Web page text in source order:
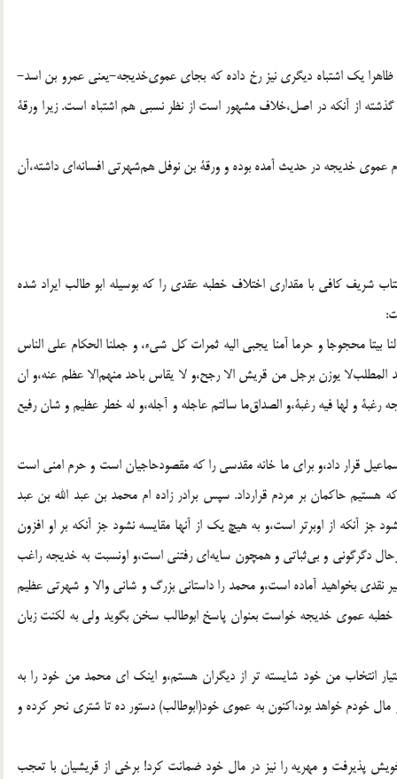
ظاهرا يك اشتباه ديگرى نيز رخ داده كه بجاى عموى‌خديجه-يعنى عمرو بن اسد-
از آنكه در اصل،خلاف‌ مشهور است از نظر نسبى هم اشتباه است. زيرا ورقة
عموى خديجه در حديث آمده بوده و ورقة بن نوفل هم‌شهرتى افسانه‌اى داشته،آن
شريف كافى با مقدارى اختلاف خطبه عقدى را كه‌ بوسيله ابو طالب ايراد شده
بيتا محجوجا و حرما آمنا يجبى اليه ثمرات كل شى‌ء، و جعلنا الحكام على الناس
المطلب‌لا يوزن برجل من قريش الا رجح،و لا يقاس باحد منهم‌الا عظم عنه،و ان
و لها فيه رغبة،و الصداق‌ما سالتم عاجله و آجله،و له خطر عظيم و شان رفيع
قرار داد،و براى ما خانه مقدسى را كه مقصودحاجيان است و حرم امنى است
هستيم حاكمان بر مردم قرارداد. سپس برادر زاده ‌ام محمد بن عبد الله بن عبد
آنكه از اوبرتر است،و به هيچ يك از آنها مقايسه نشود جز آنكه بر او افزون
دگرگونى و بى‌ثباتى و همچون سايه‌اى رفتنى است،و اونسبت‌ به خديجه راغب
نقدى بخواهيد آماده است،و محمد را داستانى بزرگ و شانى والا و شهرتى عظيم
عموى خديجه خواست‌ بعنوان پاسخ ابوطالب سخن بگويد ولى به‌ لكنت زبان
انتخاب من خود شايسته‌ تر از ديگران ‌هستم،و اينك اى محمد من خود را به
خودم خواهد بود،اكنون به عموى خود(ابوطالب) دستور ده تا شترى نحر كرده و
پذيرفت و مهريه را نيز در مال خود ضمانت كرد! برخى از قريشيان با تعجب